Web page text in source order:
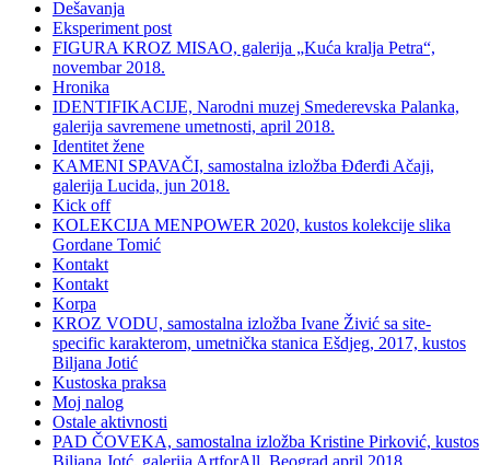
Dešavanja
Eksperiment post
FIGURA KROZ MISAO, galerija „Kuća kralja Petra“,
novembar 2018.
Hronika
IDENTIFIKACIJE, Narodni muzej Smederevska Palanka,
galerija savremene umetnosti, april 2018.
Identitet žene
KAMENI SPAVAČI, samostalna izložba Đđerđi Ačaji,
galerija Lucida, jun 2018.
Kick off
KOLEKCIJA MENPOWER 2020, kustos kolekcije slika
Gordane Tomić
Kontakt
Kontakt
Korpa
KROZ VODU, samostalna izložba Ivane Živić sa site-
specific karakterom, umetnička stanica Ešdjeg, 2017, kustos
Biljana Jotić
Kustoska praksa
Moj nalog
Ostale aktivnosti
PAD ČOVEKA, samostalna izložba Kristine Pirković, kustos
Biljana Jotć, galerija ArtforAll, Beograd april 2018.